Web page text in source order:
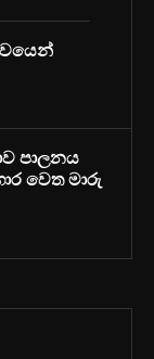
පාලනය
වෙත මාරු